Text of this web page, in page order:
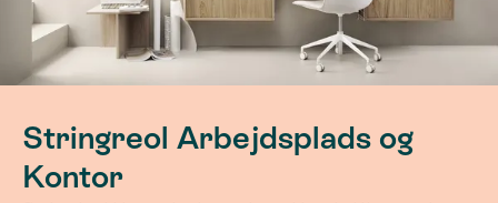
Stringreol Arbejdsplads og
Kontor